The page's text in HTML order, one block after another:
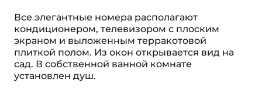
Все элегантные номера располагают
кондиционером, телевизором с плоским
экраном и выложенным терракотовой
плиткой полом. Из окон открывается вид на
сад. В собственной ванной комнате
установлен душ.